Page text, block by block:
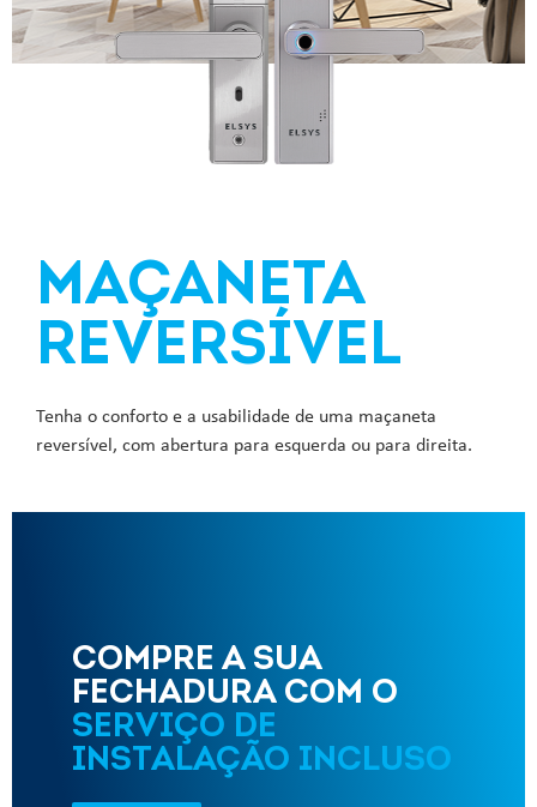
MAÇANETA
REVERSÍVEL
Tenha o conforto e a usabilidade de uma maçaneta
reversível, com abertura para esquerda ou para direita.
COMPRE A SUA
FECHADURA COM O
SERVIÇO DE
INSTALAÇÃO INCLUSO